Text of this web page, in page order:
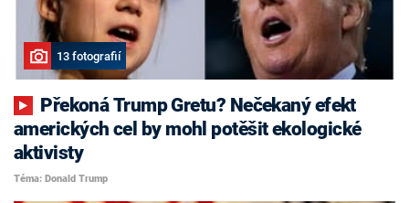
13 fotografií
amerických cel by mohl potěšit ekologické
aktivisty
Téma: Donald Trump